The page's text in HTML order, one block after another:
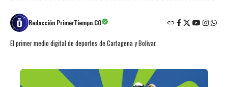
Redacción PrimerTiempo.CO
El primer medio digital de deportes de Cartagena y Bolívar.